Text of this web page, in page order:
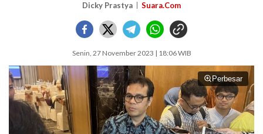
Dicky Prastya Suara.Com
Senin, 27 November 2023 | 18:06 WIB
Perbesar